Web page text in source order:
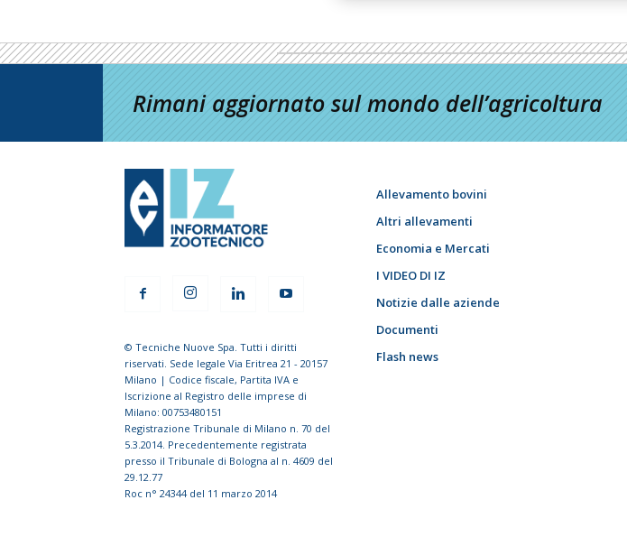
Rimani aggiornato sul mondo dell’agricoltura
© Tecniche Nuove Spa. Tutti i diritti
riservati. Sede legale Via Eritrea 21 - 20157
Milano | Codice fiscale, Partita IVA e
Iscrizione al Registro delle imprese di
Milano: 00753480151
Registrazione Tribunale di Milano n. 70 del
5.3.2014. Precedentemente registrata
presso il Tribunale di Bologna al n. 4609 del
29.12.77
Roc n° 24344 del 11 marzo 2014
Allevamento bovini
Altri allevamenti
Economia e Mercati
I VIDEO DI IZ
Notizie dalle aziende
Documenti
Flash news